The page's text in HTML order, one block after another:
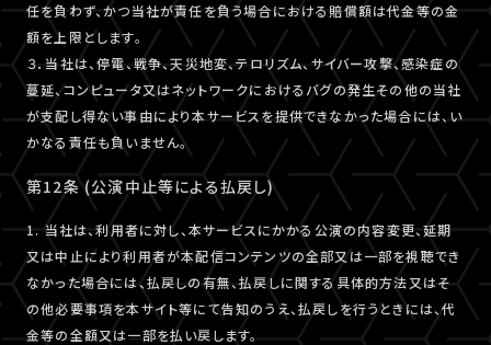
任を負わず、かつ当社が責任を負う場合における賠償額は代金等の金
額を上限とします。
３．当社は、停電、戦争、天災地変、テロリズム、サイバー攻撃、感染症の
蔓延、コンピュータ又はネットワークにおけるバグの発生その他の当社
が支配し得ない事由により本サービスを提供できなかった場合には、い
かなる責任も負いません。
第12条 (公演中止等による払戻し)
1. 当社は、利用者に対し、本サービスにかかる公演の内容変更、延期
又は中止により利用者が本配信コンテンツの全部又は一部を視聴でき
なかった場合には、払戻しの有無、払戻しに関する具体的方法又はそ
の他必要事項を本サイト等にて告知のうえ、払戻しを行うときには、代
金等の全額又は一部を払い戻します。